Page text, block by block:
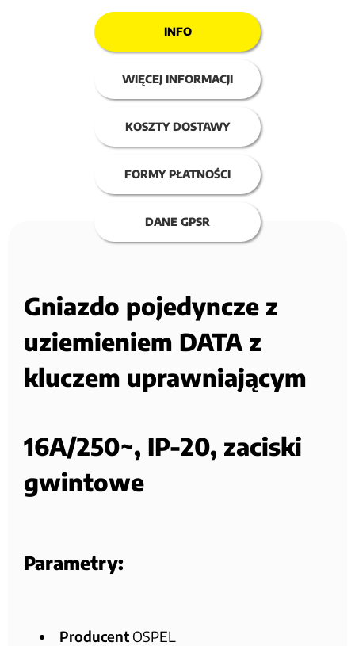
INFO
WIĘCEJ INFORMACJI
KOSZTY DOSTAWY
FORMY PŁATNOŚCI
DANE GPSR
Gniazdo pojedyncze z
uziemieniem DATA z
kluczem uprawniającym
16A/250~, IP-20, zaciski
gwintowe
Parametry:
Producent OSPEL